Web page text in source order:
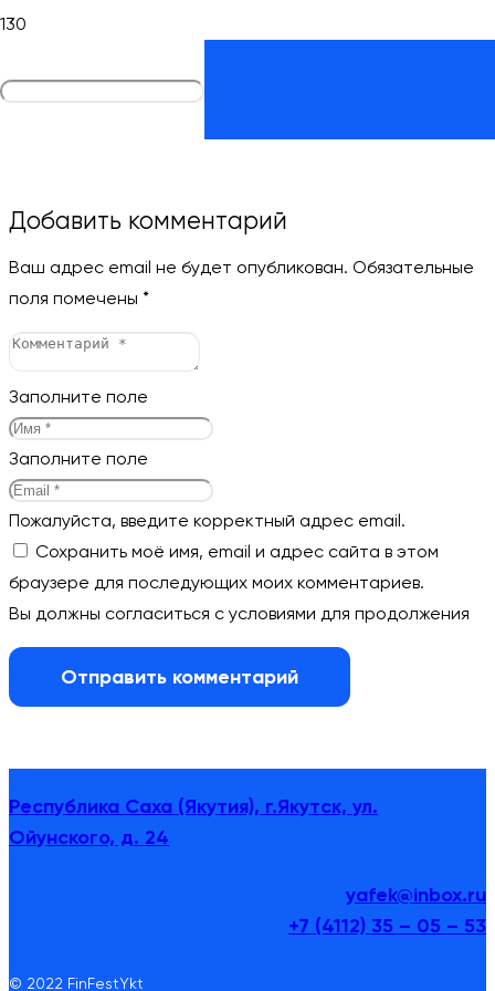
Добавить комментарий
Ваш адрес email не будет опубликован. Обязательные
поля помечены *
Заполните поле
Заполните поле
Пожалуйста, введите корректный адрес email.
Сохранить моё имя, email и адрес сайта в этом
браузере для последующих моих комментариев.
Вы должны согласиться с условиями для продолжения
Отправить комментарий
Республика Саха (Якутия), г.Якутск, ул.
Ойунского, д. 24
yafek@inbox.ru
+7 (4112) 35 – 05 – 53
© 2022 FinFestYkt